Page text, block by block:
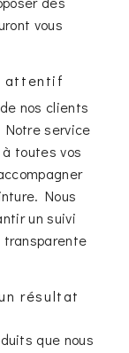
vous
attentif
nos clients
service
toutes vos
Nous
un suivi
transparente
résultat
que nous